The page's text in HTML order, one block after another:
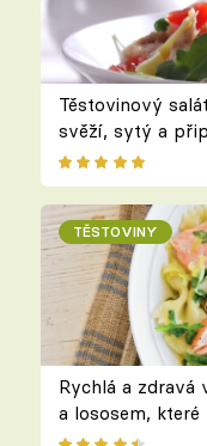
Těstovinový
svěží, sytý a
TĚSTOVINY
Rychlá a zdravá
a lososem,